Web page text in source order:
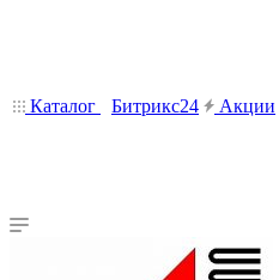
Каталог Битрикс24 Акции